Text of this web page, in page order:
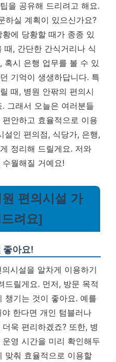
을 공유해 드리려고 해요.
하실 계획이 있으신가요?
에 당황할 때가 종종 있
때, 간단한 간식거리나 식
혹시 은행 업무를 볼 수 있
기억이 생생하답니다. 특
때, 병원 안팎의 편의시
. 그래서 오늘은 여러분들
안하고 효율적으로 이용
설인 편의점, 식당가, 은행,
정리해 드릴게요. 저와
월해질 거예요!
편의시설 가
려요]
좋아요!
시설을 알차게 이용하기
드릴게요. 먼저, 방문 목적
챙기는 것이 좋아요. 예를
한다면 개인 텀블러나
욱 편리하겠죠? 또한, 병
영 시간을 미리 확인해두
맞춰 효율적으로 이용할